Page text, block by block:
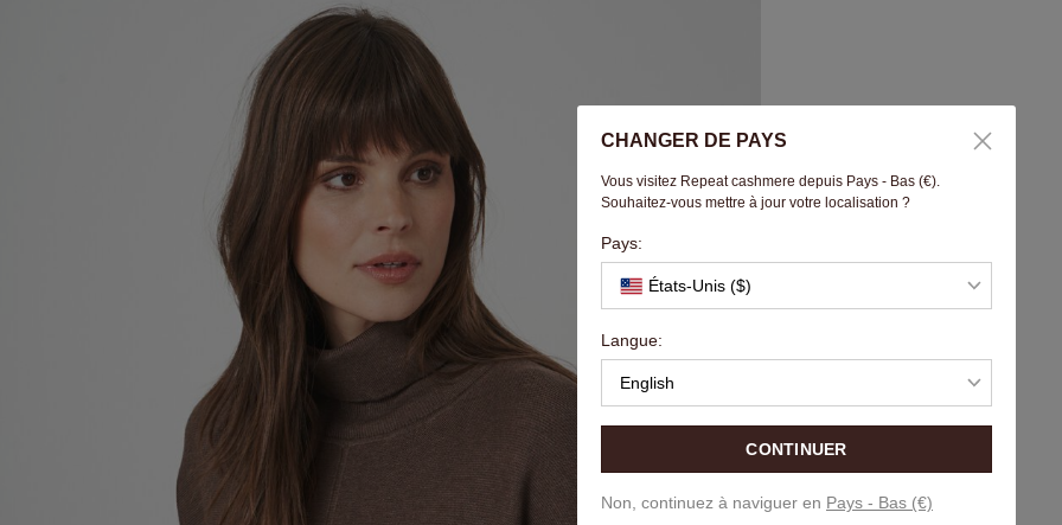
CHANGER DE PAYS
Vous visitez Repeat cashmere depuis Pays - Bas (€).
Souhaitez-vous mettre à jour votre localisation ?
Pays:
États-Unis ($)
Langue:
English
CONTINUER
Non, continuez à naviguer en Pays - Bas (€)